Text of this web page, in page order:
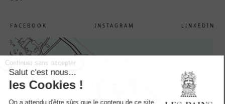
FACEBOOK INSTAGRAM LINKEDIN